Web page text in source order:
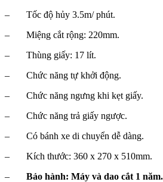
– Tốc độ hủy 3.5m/ phút.
– Miệng cắt rộng: 220mm.
– Thùng giấy: 17 lít.
– Chức năng tự khởi động.
– Chức năng ngưng khi kẹt giấy.
– Chức năng trả giấy ngược.
– Có bánh xe di chuyển dễ dàng.
– Kích thước: 360 x 270 x 510mm.
– Bảo hành: Máy và dao cắt 1 năm.